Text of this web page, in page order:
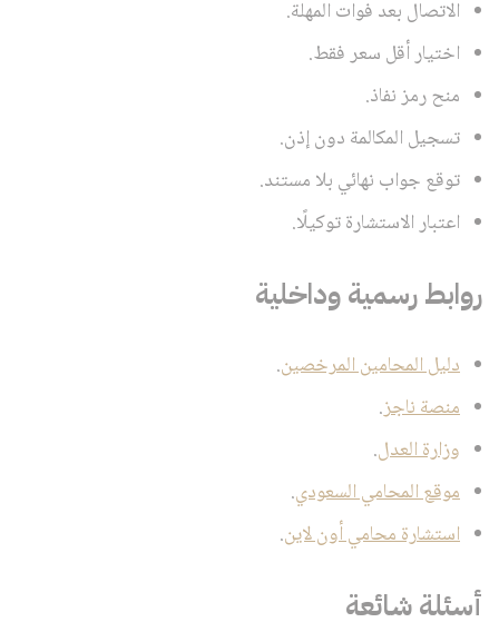
الاتصال بعد فوات المهلة.
اختيار أقل سعر فقط.
منح رمز نفاذ.
تسجيل المكالمة دون إذن.
توقع جواب نهائي بلا مستند.
اعتبار الاستشارة توكيلًا.
روابط رسمية وداخلية
دليل المحامين المرخصين.
منصة ناجز.
وزارة العدل.
موقع المحامي السعودي.
استشارة محامي أون لاين.
أسئلة شائعة